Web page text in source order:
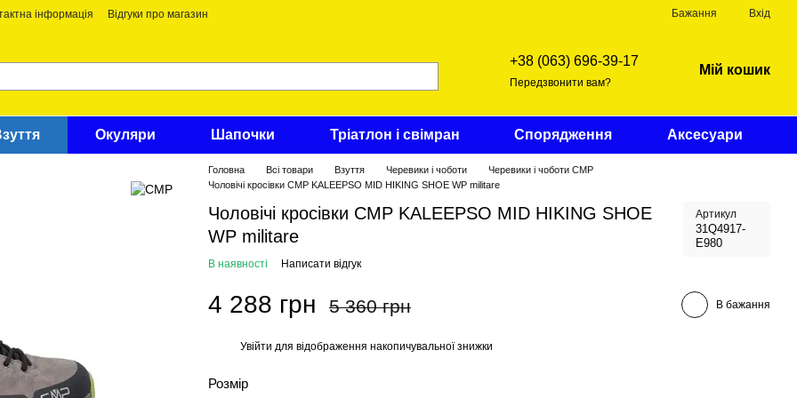
інформація Відгуки про магазин Бажання Вхід
+38 (063) 696-39-17
Передзвонити вам?
Мій кошик
Окуляри Шапочки Тріатлон і свімран Спорядження Аксесуари
Головна Всі товари Взуття Черевики і чоботи
Черевики і чоботи CMP
Чоловічі кросівки CMP KALEEPSO MID HIKING SHOE WP militare
Чоловічі кросівки CMP KALEEPSO MID HIKING SHOE
WP militare
Артикул
31Q4917-
E980
В наявності Написати відгук
4 288 грн 5 360 грн В бажання
Увійти для відображення накопичувальної знижки
Розмір